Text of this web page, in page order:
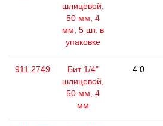
шлицевой,
50 мм, 4
мм, 5 шт. в
упаковке
911.2749
Бит 1/4"
шлицевой,
50 мм, 4
мм
4.0